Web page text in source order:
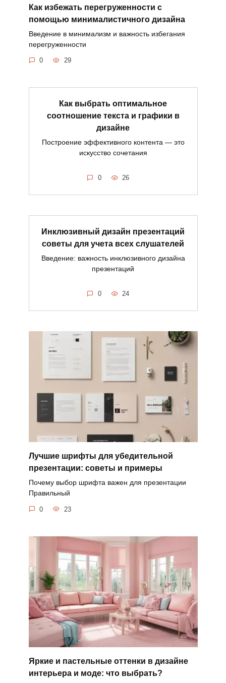
Как избежать перегруженности с
помощью минималистичного дизайна
Введение в минимализм и важность избегания
перегруженности
0 29
Как выбрать оптимальное
соотношение текста и графики в
дизайне
Построение эффективного контента — это
искусство сочетания
0 26
Инклюзивный дизайн презентаций
советы для учета всех слушателей
Введение: важность инклюзивного дизайна
презентаций
0 24
Лучшие шрифты для убедительной
презентации: советы и примеры
Почему выбор шрифта важен для презентации
Правильный
0 23
Яркие и пастельные оттенки в дизайне
интерьера и моде: что выбрать?